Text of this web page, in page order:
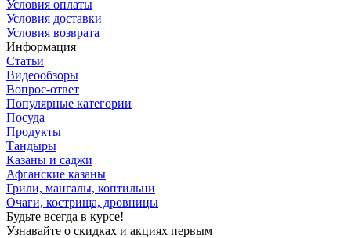
Условия оплаты
Условия доставки
Условия возврата
Информация
Статьи
Видеообзоры
Вопрос-ответ
Популярные категории
Посуда
Продукты
Тандыры
Казаны и саджи
Афганские казаны
Грили, мангалы, коптильни
Очаги, кострища, дровницы
Будьте всегда в курсе!
Узнавайте о скидках и акциях первым